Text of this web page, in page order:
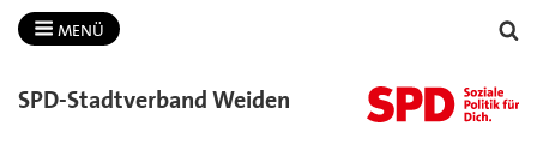
MENÜ
SPD-​Stadtverband Weiden